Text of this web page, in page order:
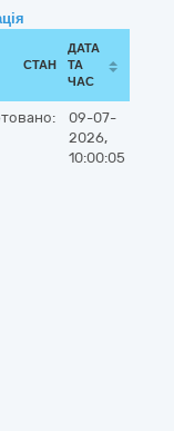
СТАН
ДАТА
ТА
ЧАС
09-07-
2026,
10:00:05